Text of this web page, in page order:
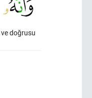
ve doğrusu